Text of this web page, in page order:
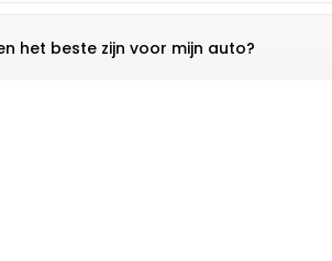
het beste zijn voor mijn auto?